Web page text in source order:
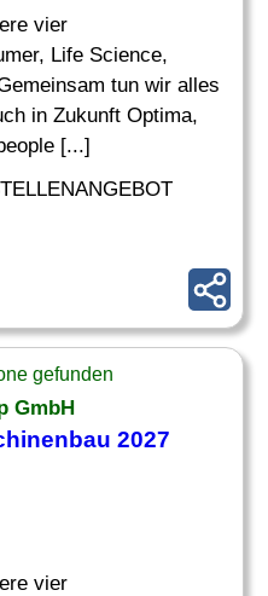
vier
Life Science,
tun wir alles
in Zukunft Optima,
[...]
gefunden
GmbH
2027
vier